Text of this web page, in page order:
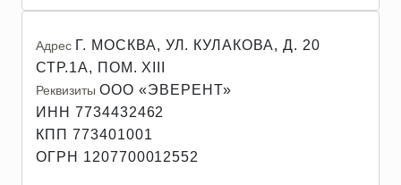
Адрес Г. МОСКВА, УЛ. КУЛАКОВА, Д. 20
СТР.1А, ПОМ. XIII
Реквизиты ООО «ЭВЕРЕНТ»
ИНН 7734432462
КПП 773401001
ОГРН 1207700012552